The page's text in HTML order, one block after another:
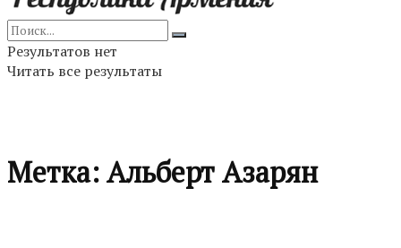
Результатов нет
Читать все результаты
Метка:Альберт Азарян